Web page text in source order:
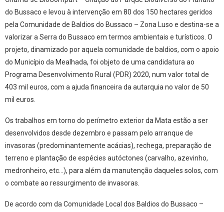
do Bussaco e levou à intervenção em 80 dos 150 hectares geridos
pela Comunidade de Baldios do Bussaco – Zona Luso e destina-se a
valorizar a Serra do Bussaco em termos ambientais e turísticos. O
projeto, dinamizado por aquela comunidade de baldios, com o apoio
do Município da Mealhada, foi objeto de uma candidatura ao
Programa Desenvolvimento Rural (PDR) 2020, num valor total de
403 mil euros, com a ajuda financeira da autarquia no valor de 50
mil euros.
Os trabalhos em torno do perímetro exterior da Mata estão a ser
desenvolvidos desde dezembro e passam pelo arranque de
invasoras (predominantemente acácias), rechega, preparação de
terreno e plantação de espécies autóctones (carvalho, azevinho,
medronheiro, etc…), para além da manutenção daqueles solos, com
o combate ao ressurgimento de invasoras.
De acordo com da Comunidade Local dos Baldios do Bussaco –